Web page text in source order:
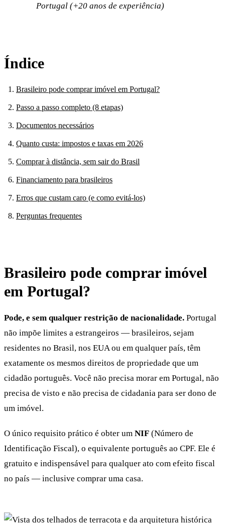
Portugal (+20 anos de experiência)
Índice
Brasileiro pode comprar imóvel em Portugal?
Passo a passo completo (8 etapas)
Documentos necessários
Quanto custa: impostos e taxas em 2026
Comprar à distância, sem sair do Brasil
Financiamento para brasileiros
Erros que custam caro (e como evitá-los)
Perguntas frequentes
Brasileiro pode comprar imóvel
em Portugal?
Pode, e sem qualquer restrição de nacionalidade. Portugal
não impõe limites a estrangeiros — brasileiros, sejam
residentes no Brasil, nos EUA ou em qualquer país, têm
exatamente os mesmos direitos de propriedade que um
cidadão português. Você não precisa morar em Portugal, não
precisa de visto e não precisa de cidadania para ser dono de
um imóvel.
O único requisito prático é obter um NIF (Número de
Identificação Fiscal), o equivalente português ao CPF. Ele é
gratuito e indispensável para qualquer ato com efeito fiscal
no país — inclusive comprar uma casa.